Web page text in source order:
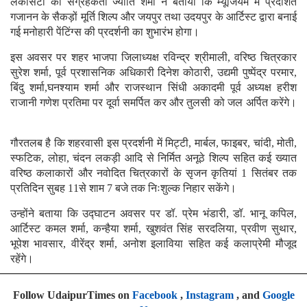
गजानन के सैकड़ों मूर्ति शिल्प और जयपुर तथा उदयपुर के आर्टिस्ट द्वारा बनाई
गई मनोहारी पेंटिंग्स की प्रदर्शनी का शुभारंभ होगा।
इस अवसर पर शहर भाजपा जिलाध्यक्ष रविन्द्र श्रीमाली, वरिष्ठ चित्रकार
सुरेश शर्मा, पूर्व प्रशासनिक अधिकारी दिनेश कोठारी, उद्यमी पुष्पेंद्र परमार,
बिंदु शर्मा,घनश्याम शर्मा और राजस्थान सिंधी अकादमी पूर्व अध्यक्ष हरीश
राजानी गणेश प्रतिमा पर दूर्वा समर्पित कर और तुलसी को जल अर्पित करेंगे।
गौरतलब है कि शहरवासी इस प्रदर्शनी में मिट्टी, मार्बल, फाइबर, चांदी, मोती,
स्फटिक, लोहा, चंदन लकड़ी आदि से निर्मित अनूठे शिल्प सहित कई ख्यात
वरिष्ठ कलाकारों और नवोदित चित्रकारों के सृजन कृतियां 1 सितंबर तक
प्रतिदिन सुबह 11से शाम 7 बजे तक निःशुल्क निहार सकेंगे।
उन्होंने बताया कि उद्घाटन अवसर पर डॉ. प्रेम भंडारी, डॉ. भानू कपिल,
आर्टिस्ट कमल शर्मा, कन्हैया शर्मा, खुशवंत सिंह सरदलिया, प्रवीण सुथार,
भूपेश भावसार, वीरेंद्र शर्मा, अनोश इलाविया सहित कई कलाप्रेमी मौजूद
रहेंगे।
Follow UdaipurTimes on Facebook, Instagram, and Google